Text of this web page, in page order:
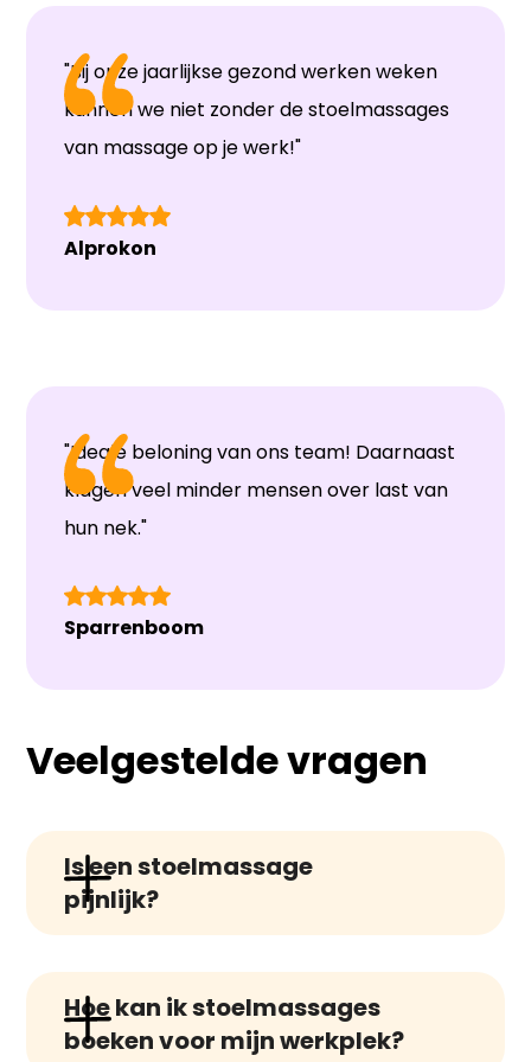
"Bij onze jaarlijkse gezond werken weken
kunnen we niet zonder de stoelmassages
van massage op je werk!"
Alprokon
"Ideale beloning van ons team! Daarnaast
klagen veel minder mensen over last van
hun nek."
Sparrenboom
Veelgestelde vragen
Is een stoelmassage
pijnlijk?
Een stoelmassage zou niet pijnlijk
moeten zijn. Het kan enige druk en
ongemak veroorzaken, vooral in
Hoe kan ik stoelmassages
boeken voor mijn werkplek?